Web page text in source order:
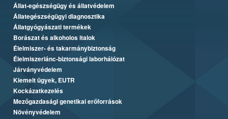
Állat-egészségügy és állatvédelem
Állategészségügyi diagnosztika
Állatgyógyászati termékek
Borászat és alkoholos italok
Élelmiszer- és takarmánybiztonság
Élelmiszerlánc-biztonsági laborhálózat
Járványvédelem
Kiemelt ügyek, EUTR
Kockázatkezelés
Mezőgazdasági genetikai erőforrások
Növényvédelem